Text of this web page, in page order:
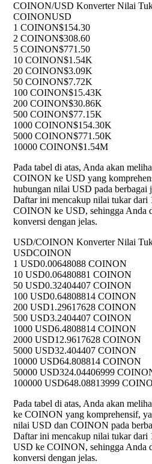
COINON/USD Konverter Nilai
COINONUSD
1 COINON$154.30
2 COINON$308.60
5 COINON$771.50
10 COINON$1.54K
20 COINON$3.09K
50 COINON$7.72K
100 COINON$15.43K
200 COINON$30.86K
500 COINON$77.15K
1000 COINON$154.30K
5000 COINON$771.50K
10000 COINON$1.54M
Pada tabel di atas, Anda akan
COINON ke USD yang
hubungan nilai USD pada berbagai
Daftar ini mencakup nilai tukar
COINON ke USD, sehingga Anda
konversi dengan jelas.
USD/COINON Konverter Nilai
USDCOINON
1 USD0.00648088 COINON
10 USD0.06480881 COINON
50 USD0.32404407 COINON
100 USD0.64808814 COINON
200 USD1.29617628 COINON
500 USD3.2404407 COINON
1000 USD6.4808814 COINON
2000 USD12.9617628 COINON
5000 USD32.404407 COINON
10000 USD64.808814 COINON
50000 USD324.04406999
100000 USD648.08813999
Pada tabel di atas, Anda akan
ke COINON yang komprehensif,
nilai USD dan COINON pada
Daftar ini mencakup nilai tukar dari
USD ke COINON, sehingga Anda
konversi dengan jelas.